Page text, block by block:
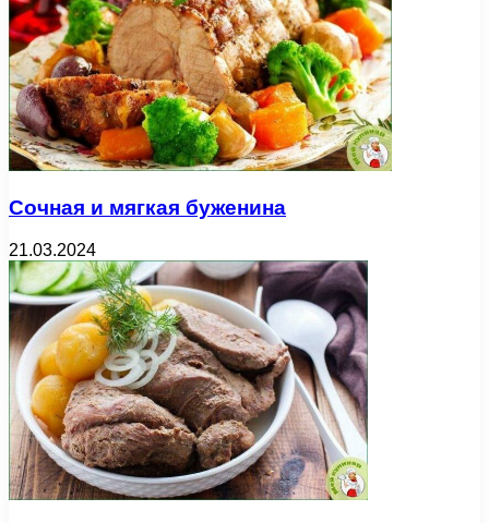
Сочная и мягкая буженина
21.03.2024